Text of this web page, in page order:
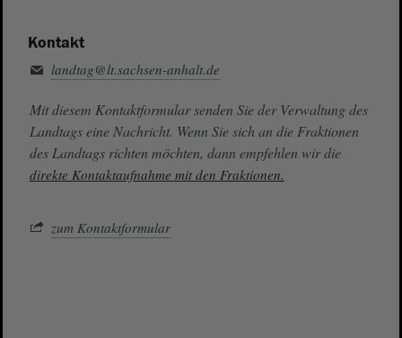
Kontakt
landtag@lt.sachsen-anhalt.de
Mit diesem Kontaktformular senden Sie der Verwaltung des
Landtags eine Nachricht. Wenn Sie sich an die Fraktionen
des Landtags richten möchten, dann empfehlen wir die
direkte Kontaktaufnahme mit den Fraktionen.
zum Kontaktformular